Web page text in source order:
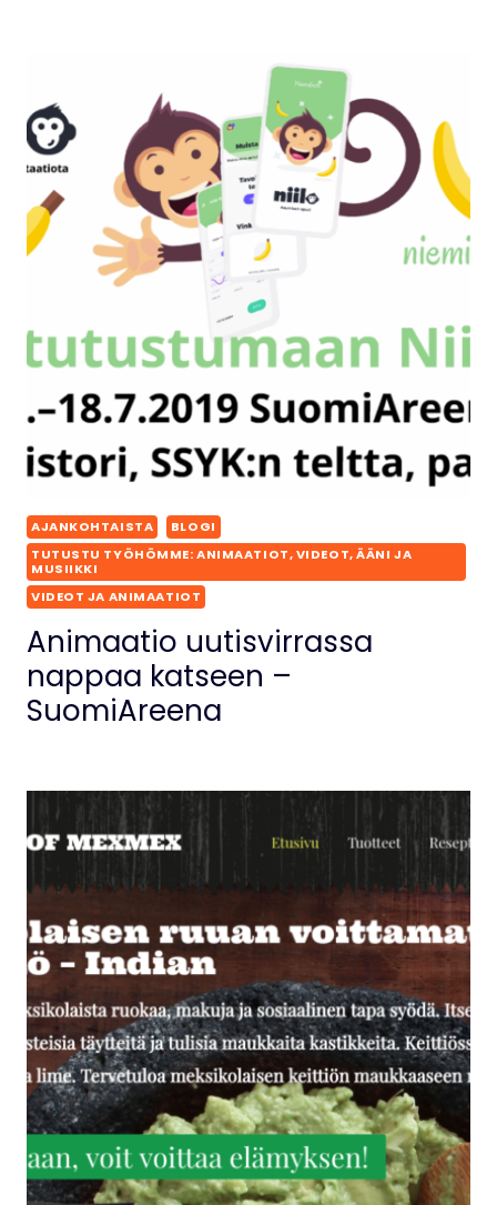
AJANKOHTAISTA
BLOGI
TUTUSTU TYÖHÖMME: ANIMAATIOT, VIDEOT, ÄÄNI JA
MUSIIKKI
VIDEOT JA ANIMAATIOT
Animaatio uutisvirrassa
nappaa katseen –
SuomiAreena